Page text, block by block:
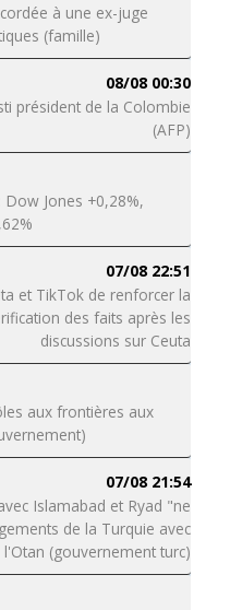
à une ex-juge
(famille)
08/08 00:30
président de la Colombie
(AFP)
Jones +0,28%,
07/08 22:51
et TikTok de renforcer la
des faits après les
discussions sur Ceuta
aux frontières aux
07/08 21:54
Islamabad et Ryad "ne
de la Turquie avec
l'Otan (gouvernement turc)